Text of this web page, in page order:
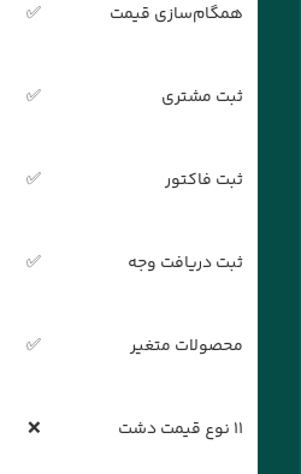
همگام‌سازی قیمت ✅
ثبت مشتری ✅
ثبت فاکتور ✅
ثبت دریافت وجه ✅
محصولات متغیر ✅
۱۱ نوع قیمت دشت ❌